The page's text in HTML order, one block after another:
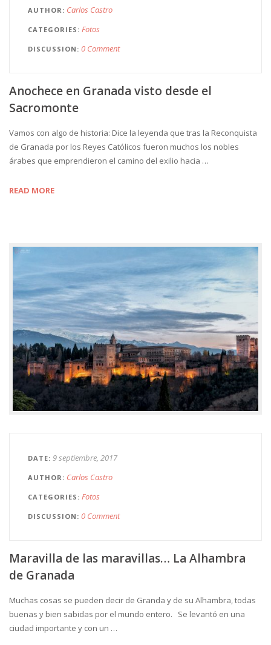
AUTHOR Carlos Castro
CATEGORIES Fotos
DISCUSSION 0 Comment
Anochece en Granada visto desde el
Sacromonte
Vamos con algo de historia: Dice la leyenda que tras la Reconquista
de Granada por los Reyes Católicos fueron muchos los nobles
árabes que emprendieron el camino del exilio hacia …
READ MORE
DATE 9 septiembre, 2017
AUTHOR Carlos Castro
CATEGORIES Fotos
DISCUSSION 0 Comment
Maravilla de las maravillas… La Alhambra
de Granada
Muchas cosas se pueden decir de Granda y de su Alhambra, todas
buenas y bien sabidas por el mundo entero. Se levantó en una
ciudad importante y con un …